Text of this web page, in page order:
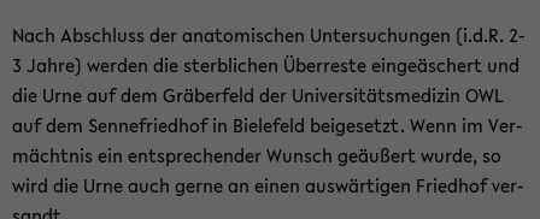
Nach Ab­schluss der ana­to­mi­schen Un­ter­su­chun­gen (i.d.R. 2-
3 Jahre) wer­den die sterb­li­chen Über­res­te ein­ge­äschert und
die Urne auf dem Grä­ber­feld der Uni­ver­si­täts­me­di­zin OWL
auf dem Sen­n­e­fried­hof in Bie­le­feld bei­gesetzt. Wenn im Ver­
mächt­nis ein ent­spre­chen­der Wunsch ge­äu­ßert wurde, so
wird die Urne auch gerne an einen aus­wär­ti­gen Fried­hof ver­